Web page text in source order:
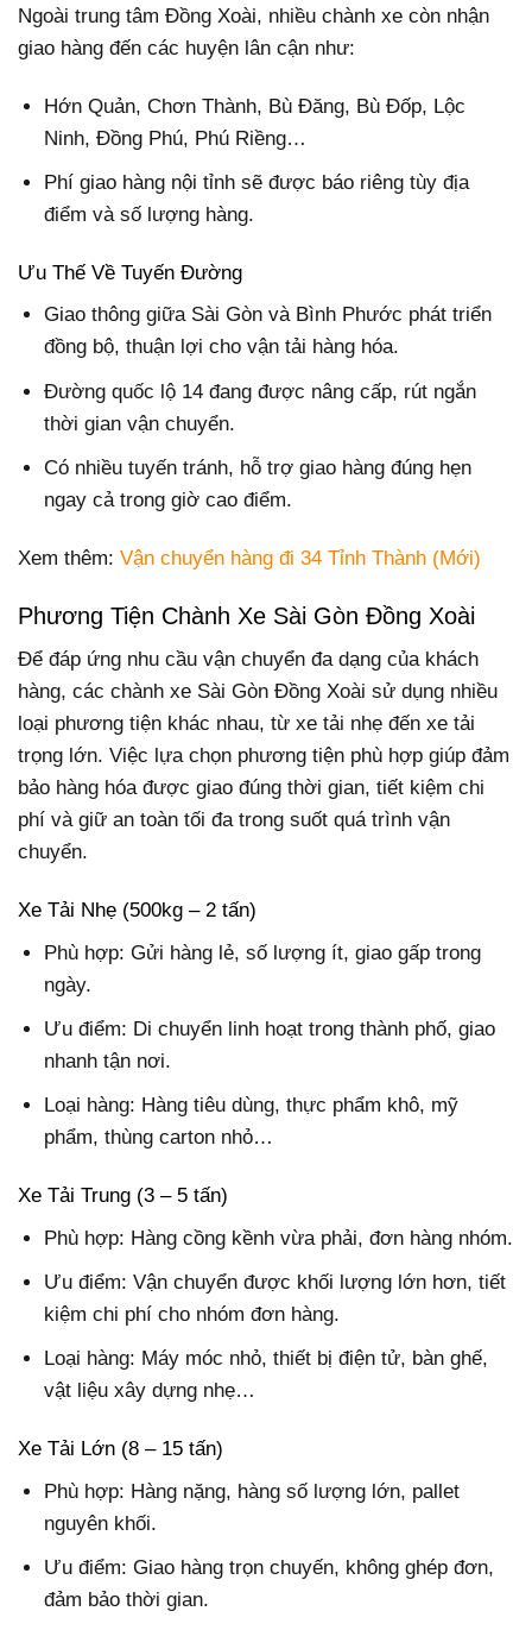
Ngoài trung tâm Đồng Xoài, nhiều chành xe còn nhận
giao hàng đến các huyện lân cận như:
Hớn Quản, Chơn Thành, Bù Đăng, Bù Đốp, Lộc
Ninh, Đồng Phú, Phú Riềng…
Phí giao hàng nội tỉnh sẽ được báo riêng tùy địa
điểm và số lượng hàng.
Ưu Thế Về Tuyến Đường
Giao thông giữa Sài Gòn và Bình Phước phát triển
đồng bộ, thuận lợi cho vận tải hàng hóa.
Đường quốc lộ 14 đang được nâng cấp, rút ngắn
thời gian vận chuyển.
Có nhiều tuyến tránh, hỗ trợ giao hàng đúng hẹn
ngay cả trong giờ cao điểm.
Xem thêm: Vận chuyển hàng đi 34 Tỉnh Thành (Mới)
Phương Tiện Chành Xe Sài Gòn Đồng Xoài
Để đáp ứng nhu cầu vận chuyển đa dạng của khách
hàng, các chành xe Sài Gòn Đồng Xoài sử dụng nhiều
loại phương tiện khác nhau, từ xe tải nhẹ đến xe tải
trọng lớn. Việc lựa chọn phương tiện phù hợp giúp đảm
bảo hàng hóa được giao đúng thời gian, tiết kiệm chi
phí và giữ an toàn tối đa trong suốt quá trình vận
chuyển.
Xe Tải Nhẹ (500kg – 2 tấn)
Phù hợp: Gửi hàng lẻ, số lượng ít, giao gấp trong
ngày.
Ưu điểm: Di chuyển linh hoạt trong thành phố, giao
nhanh tận nơi.
Loại hàng: Hàng tiêu dùng, thực phẩm khô, mỹ
phẩm, thùng carton nhỏ…
Xe Tải Trung (3 – 5 tấn)
Phù hợp: Hàng cồng kềnh vừa phải, đơn hàng nhóm.
Ưu điểm: Vận chuyển được khối lượng lớn hơn, tiết
kiệm chi phí cho nhóm đơn hàng.
Loại hàng: Máy móc nhỏ, thiết bị điện tử, bàn ghế,
vật liệu xây dựng nhẹ…
Xe Tải Lớn (8 – 15 tấn)
Phù hợp: Hàng nặng, hàng số lượng lớn, pallet
nguyên khối.
Ưu điểm: Giao hàng trọn chuyến, không ghép đơn,
đảm bảo thời gian.